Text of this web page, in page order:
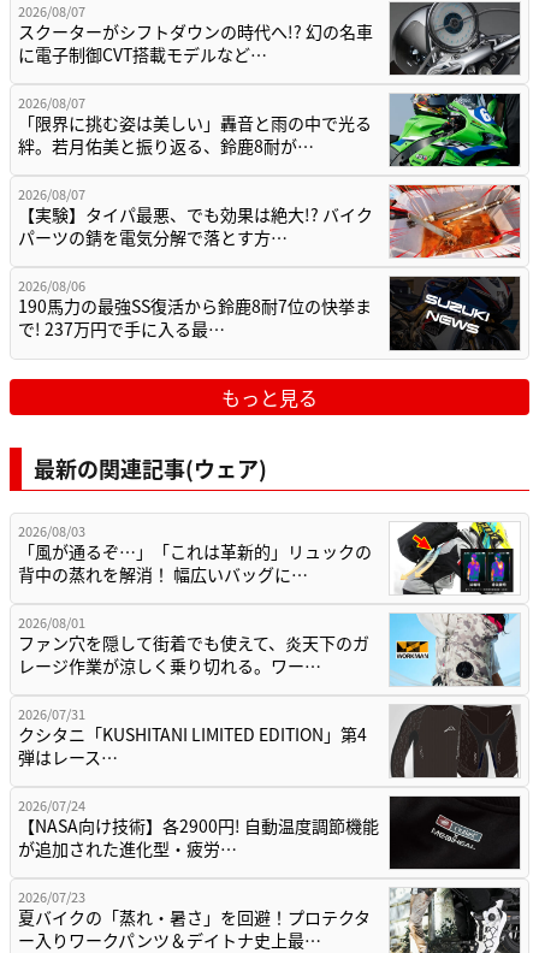
2026/08/07
スクーターがシフトダウンの時代へ!? 幻の名車
に電子制御CVT搭載モデルなど…
2026/08/07
「限界に挑む姿は美しい」轟音と雨の中で光る
絆。若月佑美と振り返る、鈴鹿8耐が…
2026/08/07
【実験】タイパ最悪、でも効果は絶大!? バイク
パーツの錆を電気分解で落とす方…
2026/08/06
190馬力の最強SS復活から鈴鹿8耐7位の快挙ま
で! 237万円で手に入る最…
もっと見る
最新の関連記事(ウェア)
2026/08/03
「風が通るぞ…」「これは革新的」リュックの
背中の蒸れを解消！ 幅広いバッグに…
2026/08/01
ファン穴を隠して街着でも使えて、炎天下のガ
レージ作業が涼しく乗り切れる。ワー…
2026/07/31
クシタニ「KUSHITANI LIMITED EDITION」第4
弾はレース…
2026/07/24
【NASA向け技術】各2900円! 自動温度調節機能
が追加された進化型・疲労…
2026/07/23
夏バイクの「蒸れ・暑さ」を回避！プロテクタ
ー入りワークパンツ＆デイトナ史上最…